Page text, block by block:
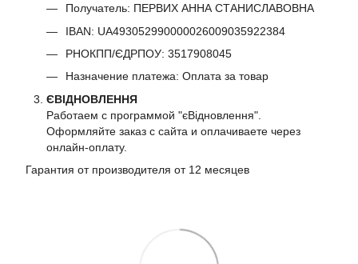
Получатель: ПЕРВИХ АННА СТАНИСЛАВОВНА
IBAN: UA493052990000026009035922384
РНОКПП/ЄДРПОУ: 3517908045
Назначение платежа: Оплата за товар
ЄВІДНОВЛЕННЯ
Работаем с программой "єВідновлення".
Оформляйте заказ с сайта и оплачиваете через
онлайн-оплату.
Гарантия от производителя от 12 месяцев